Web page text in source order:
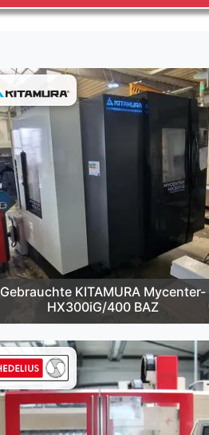
Gebrauchte KITAMURA Mycenter-
HX300iG/400 BAZ